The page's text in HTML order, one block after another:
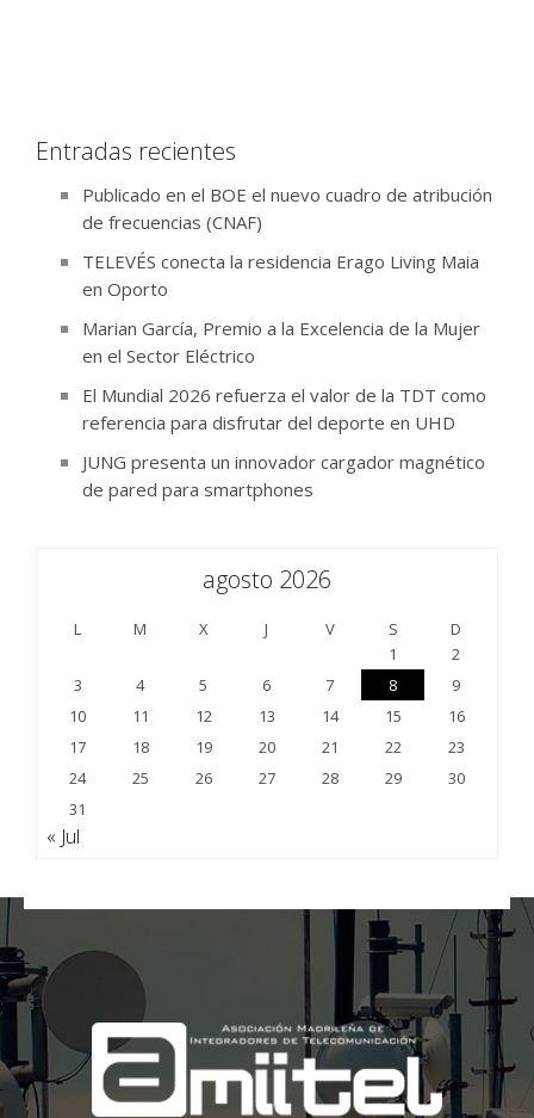
Entradas recientes
Publicado en el BOE el nuevo cuadro de atribución
de frecuencias (CNAF)
TELEVÉS conecta la residencia Erago Living Maia
en Oporto
Marian García, Premio a la Excelencia de la Mujer
en el Sector Eléctrico
El Mundial 2026 refuerza el valor de la TDT como
referencia para disfrutar del deporte en UHD
JUNG presenta un innovador cargador magnético
de pared para smartphones
agosto 2026
L M X J V S
D
1
2
3
4 5 6 7 8
9
10
11 12 13 14 15
16
17
18 19 20 21 22
23
24
25 26 27 28 29
30
31
« Jul
;